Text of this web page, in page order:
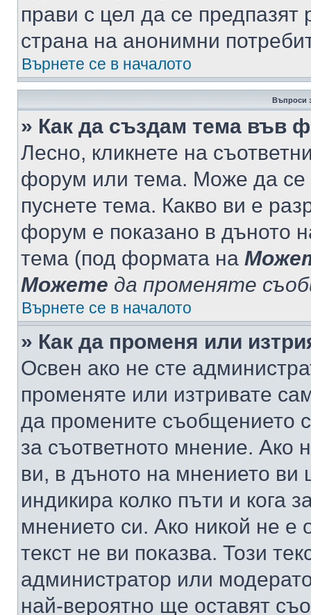
прави с цел да се предпазят
страна на анонимни
Върнете се в началото
Въпроси
» Как да създам тема във
Лесно, кликнете на
форум или тема. Може да се
пуснете тема. Какво ви е
форум е показано в дъното
тема (под формата на
Можете да променяте
Върнете се в началото
» Как да променя или
Освен ако не сте
променяте или изтривате
да промените съобщението
за съответното мнение. Ако
ви, в дъното на мнението ви
индикира колко пъти и кога
мнението си. Ако никой не е
текст не ви показва. Този
администратор или
най-вероятно ще оставят